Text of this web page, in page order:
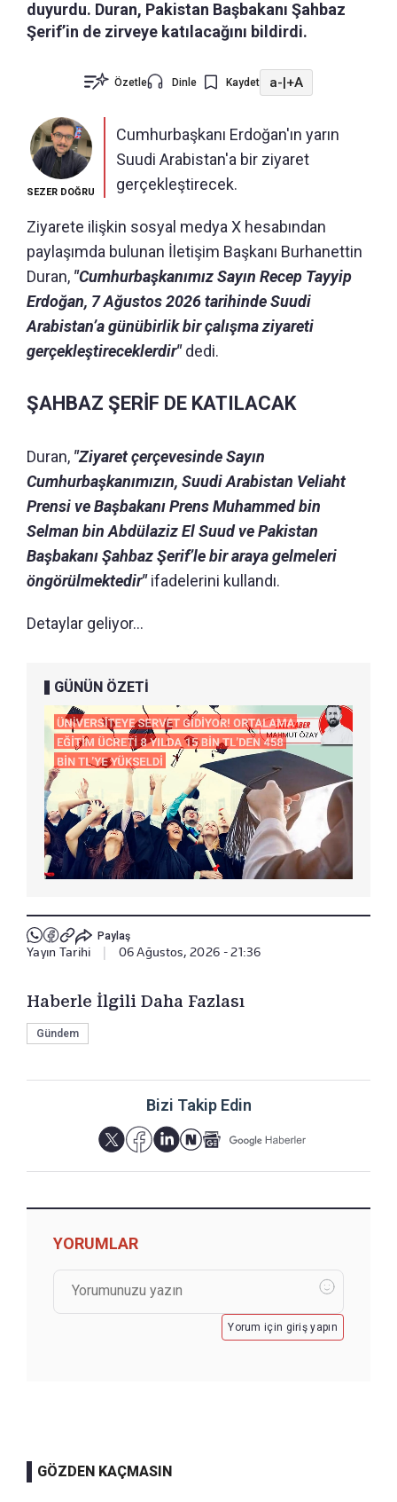
duyurdu. Duran, Pakistan Başbakanı Şahbaz
Şerif’in de zirveye katılacağını bildirdi.
Özetle Dinle Kaydet a-|+A
SEZER DOĞRU
Cumhurbaşkanı Erdoğan'ın yarın
Suudi Arabistan'a bir ziyaret
gerçekleştirecek.
Ziyarete ilişkin sosyal medya X hesabından
paylaşımda bulunan İletişim Başkanı Burhanettin
Duran, "Cumhurbaşkanımız Sayın Recep Tayyip
Erdoğan, 7 Ağustos 2026 tarihinde Suudi
Arabistan’a günübirlik bir çalışma ziyareti
gerçekleştireceklerdir"dedi.
ŞAHBAZ ŞERİF DE KATILACAK
Duran, "Ziyaret çerçevesinde Sayın
Cumhurbaşkanımızın, Suudi Arabistan Veliaht
Prensi ve Başbakanı Prens Muhammed bin
Selman bin Abdülaziz El Suud ve Pakistan
Başbakanı Şahbaz Şerif’le bir araya gelmeleri
öngörülmektedir"ifadelerini kullandı.
Detaylar geliyor...
GÜNÜN ÖZETİ
Paylaş
Yayın Tarihi 06 Ağustos, 2026 - 21:36
Haberle İlgili Daha Fazlası
Gündem
Bizi Takip Edin
YORUMLAR
Yorum için giriş yapın
GÖZDEN KAÇMASIN